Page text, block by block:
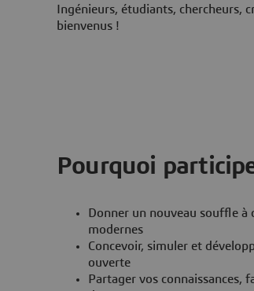
Ingénieurs, étudiants, chercheurs,
bienvenus !
Pourquoi
Donner un nouveau souffle à
modernes
Concevoir, simuler et
ouverte
Partager vos connaissances,